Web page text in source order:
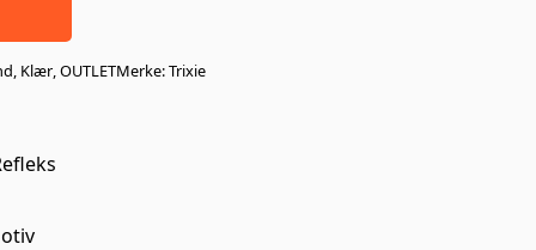
, Klær,OUTLETMerke:Trixie